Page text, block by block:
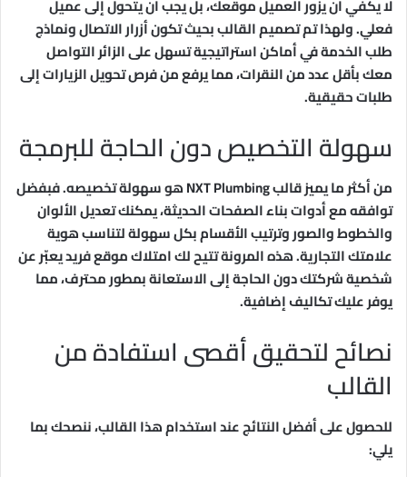
لا يكفي أن يزور العميل موقعك، بل يجب أن يتحول إلى عميل
فعلي. ولهذا تم تصميم القالب بحيث تكون أزرار الاتصال ونماذج
طلب الخدمة في أماكن استراتيجية تسهل على الزائر التواصل
معك بأقل عدد من النقرات، مما يرفع من فرص تحويل الزيارات إلى
طلبات حقيقية.
سهولة التخصيص دون الحاجة للبرمجة
من أكثر ما يميز قالب NXT Plumbing هو سهولة تخصيصه. فبفضل
توافقه مع أدوات بناء الصفحات الحديثة، يمكنك تعديل الألوان
والخطوط والصور وترتيب الأقسام بكل سهولة لتناسب هوية
علامتك التجارية. هذه المرونة تتيح لك امتلاك موقع فريد يعبّر عن
شخصية شركتك دون الحاجة إلى الاستعانة بمطور محترف، مما
يوفر عليك تكاليف إضافية.
نصائح لتحقيق أقصى استفادة من
القالب
للحصول على أفضل النتائج عند استخدام هذا القالب، ننصحك بما
يلي: